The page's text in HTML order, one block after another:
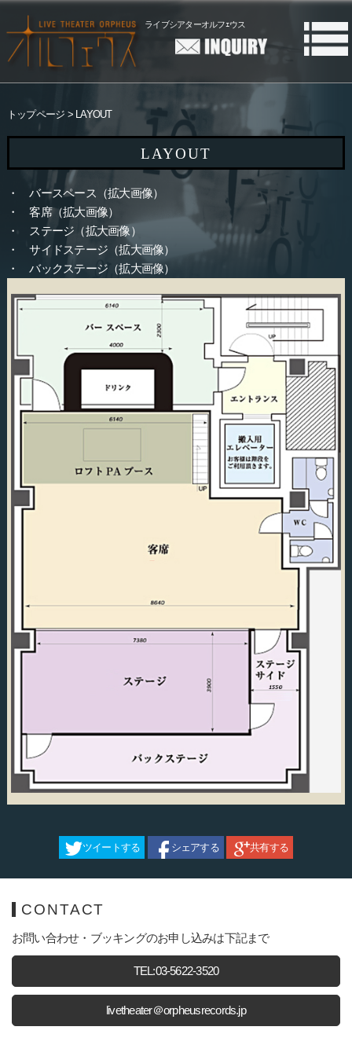
ライブシアターオルフｪウス
トップページ LAYOUT
LAYOUT
・ バースペース（拡大画像）
・ 客席（拡大画像）
・ ステージ（拡大画像）
・ サイドステージ（拡大画像）
・ バックステージ（拡大画像）
ツイートする シェアする 共有する
CONTACT
お問い合わせ・ブッキングのお申し込みは下記まで
TEL:03-5622-3520
livetheater＠orpheusrecords.jp